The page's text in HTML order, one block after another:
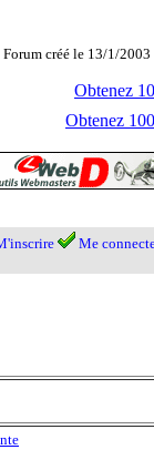
Forum créé le 13/1/
Obtenez
Obtenez
Me